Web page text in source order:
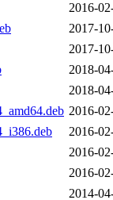
2016-
2017-
2017-
2018-
2018-
2016-
2016-
2016-
2016-
2014-